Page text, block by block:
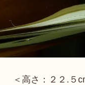
＜高さ：２２.５